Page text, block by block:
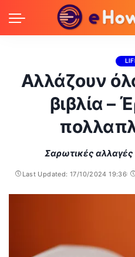
Αλλάζουν
βιβλία –
Σαρωτικές αλλαγές
Last Updated: 17/10/2024 19:36